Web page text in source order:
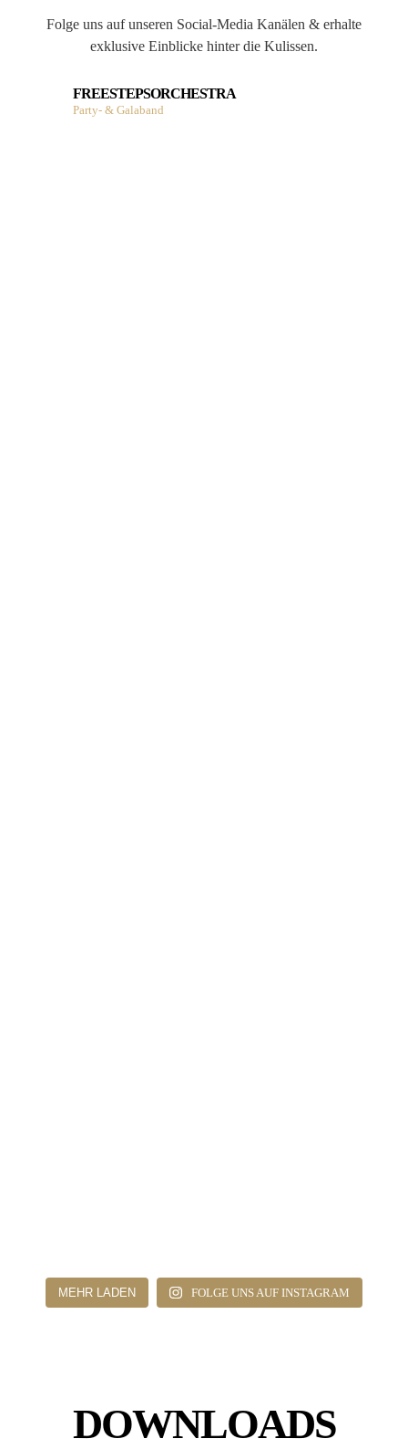
Folge uns auf unseren Social-Media Kanälen & erhalte
exklusive Einblicke hinter die Kulissen.
FREESTEPSORCHESTRA
Party- & Galaband
MEHR LADEN FOLGE UNS AUF INSTAGRAM
DOWNLOADS